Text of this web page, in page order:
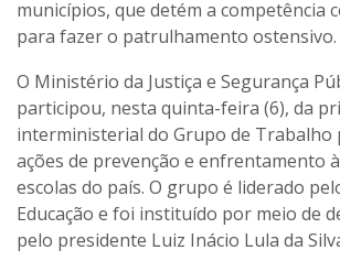
municípios, que detém a competência
para fazer o patrulhamento ostensivo.
O Ministério da Justiça e Segurança
participou, nesta quinta-feira (6), da
interministerial do Grupo de Trabalho
ações de prevenção e enfrentamento
escolas do país. O grupo é liderado
Educação e foi instituído por meio de
pelo presidente Luiz Inácio Lula da